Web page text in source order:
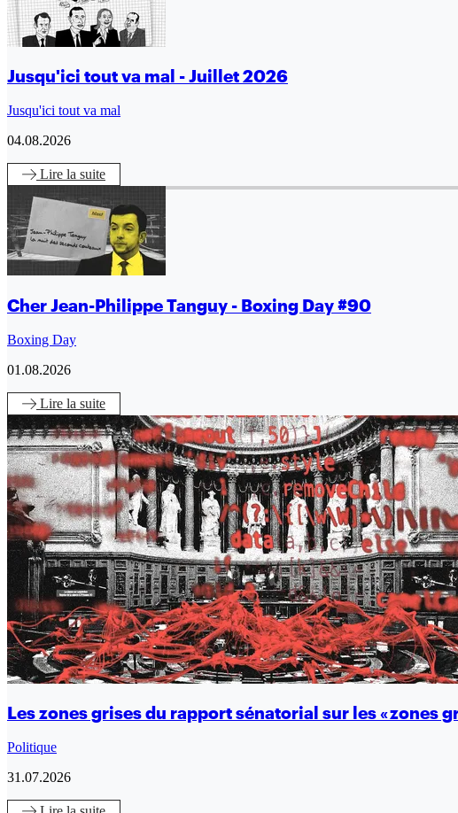
Jusqu'ici tout va mal - Juillet 2026
Jusqu'ici tout va mal
04.08.2026
Lire la suite
Cher Jean-Philippe Tanguy - Boxing Day #90
Boxing Day
01.08.2026
Lire la suite
Les zones grises du rapport sénatorial sur les « zones
Politique
31.07.2026